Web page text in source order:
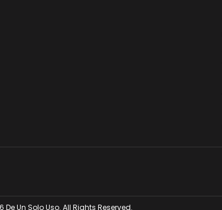
Un Solo Uso. All Rights Reserved.